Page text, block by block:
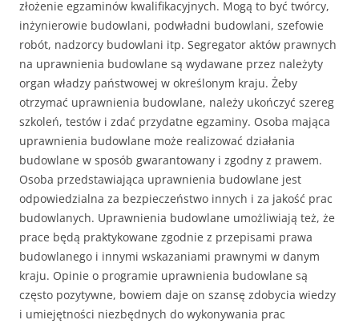
złożenie egzaminów kwalifikacyjnych. Mogą to być twórcy,
inżynierowie budowlani, podwładni budowlani, szefowie
robót, nadzorcy budowlani itp. Segregator aktów prawnych
na uprawnienia budowlane są wydawane przez należyty
organ władzy państwowej w określonym kraju. Żeby
otrzymać uprawnienia budowlane, należy ukończyć szereg
szkoleń, testów i zdać przydatne egzaminy. Osoba mająca
uprawnienia budowlane może realizować działania
budowlane w sposób gwarantowany i zgodny z prawem.
Osoba przedstawiająca uprawnienia budowlane jest
odpowiedzialna za bezpieczeństwo innych i za jakość prac
budowlanych. Uprawnienia budowlane umożliwiają też, że
prace będą praktykowane zgodnie z przepisami prawa
budowlanego i innymi wskazaniami prawnymi w danym
kraju. Opinie o programie uprawnienia budowlane są
często pozytywne, bowiem daje on szansę zdobycia wiedzy
i umiejętności niezbędnych do wykonywania prac